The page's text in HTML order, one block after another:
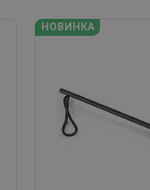
НОВИНКА